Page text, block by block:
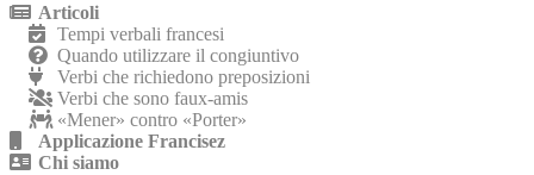
Articoli
Tempi verbali francesi
Quando utilizzare il congiuntivo
Verbi che richiedono preposizioni
Verbi che sono faux-amis
«Mener» contro «Porter»
Applicazione Francisez
Chi siamo